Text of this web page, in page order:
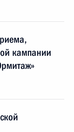
кампании